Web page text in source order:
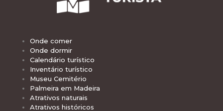
Onde comer
Onde dormir
Calendário turístico
Inventário turístico
Museu Cemitério
Palmeira em Madeira
Atrativos naturais
Atrativos históricos